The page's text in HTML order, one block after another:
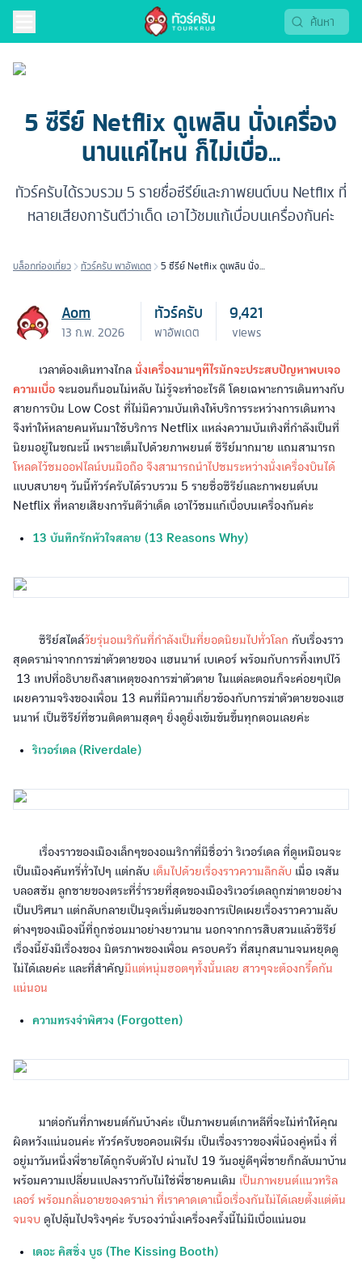
5 ซีรีย์ Netflix ดูเพลิน นั่งเครื่อง
นานแค่ไหน ก็ไม่เบื่อ...
ทัวร์ครับได้รวบรวม 5 รายชื่อซีรีย์และภาพยนต์บน Netflix ที่
หลายเสียงการันตีว่าเด็ด เอาไว้ชมแก้เบื่อบนเครื่องกันค่ะ
บล็อกท่องเที่ยว ทัวร์ครับ พาอัพเดต
5 ซีรีย์ Netflix ดูเพลิน นั่ง
Aom
13 ก.พ. 2026
ทัวร์ครับ
พาอัพเดต
9,421
views
เวลาต้องเดินทางไกล นั่งเครื่องนานๆทีไรมักจะประสบปัญหาพบเจอ
ความเบื่อ จะนอนก็นอนไม่หลับ ไม่รู้จะทำอะไรดี โดยเฉพาะการเดินทางกับ
สายการบิน Low Cost ที่ไม่มีความบันเทิงให้บริการระหว่างการเดินทาง
จึงทำให้หลายคนหันมาใช้บริการ Netflix แหล่งความบันเทิงที่กำลังเป็นที่
นิยมอยู่ในขณะนี้ เพราะเต็มไปด้วยภาพยนต์ ซีรีย์มากมาย แถมสามารถ
โหลดไว้ชมออฟไลน์บนมือถือ จึงสามารถนำไปชมระหว่างนั่งเครื่องบินได้
แบบสบายๆ วันนี้ทัวร์ครับได้รวบรวม 5 รายชื่อซีรีย์และภาพยนต์บน
Netflix ที่หลายเสียงการันตีว่าเด็ด เอาไว้ชมแก้เบื่อบนเครื่องกันค่ะ
13 บันทึกรักหัวใจสลาย (13 Reasons Why)
ซีรีย์สไตล์วัยรุ่นอเมริกันที่กำลังเป็นที่ยอดนิยมไปทั่วโลก กับเรื่องราว
สุดดราม่าจากการฆ่าตัวตายของ แฮนนาห์ เบเคอร์ พร้อมกับการทิ้งเทปไว้
13 เทปที่อธิบายถึงสาเหตุของการฆ่าตัวตาย ในแต่ละตอนก็จะค่อยๆเปิด
เผยความจริงของเพื่อน 13 คนที่มีความเกี่ยวข้องกับการฆ่าตัวตายของแฮ
นนาห์ เป็นซีรีย์ที่ชวนติดตามสุดๆ ยิ่งดูยิ่งเข้มข้นขึ้นทุกตอนเลยค่ะ
ริเวอร์เดล (Riverdale)
เรื่องราวของเมืองเล็กๆของอเมริกาที่มีชื่อว่า ริเวอร์เดล ที่ดูเหมือนจะ
เป็นเมืองคันทรี่ทั่วไปๆ แต่กลับ เต็มไปด้วยเรื่องราวความลึกลับ เมื่อ เจสัน
บลอสซัม ลูกชายของตระที่ร่ำรวยที่สุดของเมืองริเวอร์เดลถูกฆ่าตายอย่าง
เป็นปริศนา แต่กลับกลายเป็นจุดเริ่มต้นของการเปิดเผยเรื่องราวความลับ
ต่างๆของเมืองนี้ที่ถูกซ่อนมาอย่างยาวนาน นอกจากการสืบสวนแล้วซีรีย์
เรื่องนี้ยังมีเรื่องของ มิตรภาพของเพื่อน ครอบครัว ที่สนุกสนานจนหยุดดู
ไม่ได้เลยค่ะ และที่สำคัญมีแต่หนุ่มฮอตๆทั้งนั้นเลย สาวๆจะต้องกรี๊ดกัน
แน่นอน
ความทรงจำพิศวง (Forgotten)
มาต่อกันที่ภาพยนต์กันบ้างค่ะ เป็นภาพยนต์เกาหลีที่จะไม่ทำให้คุณ
ผิดหวังแน่นอนค่ะ ทัวร์ครับขอคอนเฟิร์ม เป็นเรื่องราวของพี่น้องคู่หนึ่ง ที่
อยู่มาวันหนึ่งพี่ชายได้ถูกจับตัวไป ผ่านไป 19 วันอยู่ดีๆพี่ชายก็กลับมาบ้าน
พร้อมความเปลี่ยนแปลงราวกับไม่ใช่พี่ชายคนเดิม เป็นภาพยนต์แนวทริล
เลอร์ พร้อมกลิ่นอายของดราม่า ที่เราคาดเดาเนื้อเรื่องกันไม่ได้เลยตั้งแต่ต้น
จนจบ ดูไปลุ้นไปจริงๆค่ะ รับรองว่านั่งเครื่องครั้งนี้ไม่มีเบื่อแน่นอน
เดอะ คิสซิ่ง บูธ (The Kissing Booth)